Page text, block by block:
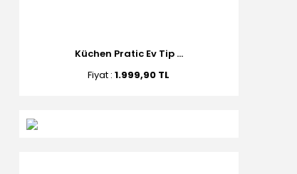
Küchen Pratic Ev Tip ...
Fiyat :1.999,90 TL